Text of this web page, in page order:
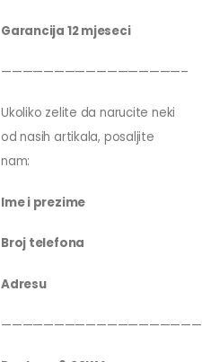
Garancija 12 mjeseci
—————————————————–
Ukoliko zelite da narucite neki
od nasih artikala, posaljite
nam:
Ime i prezime
Broj telefona
Adresu
———————————————————